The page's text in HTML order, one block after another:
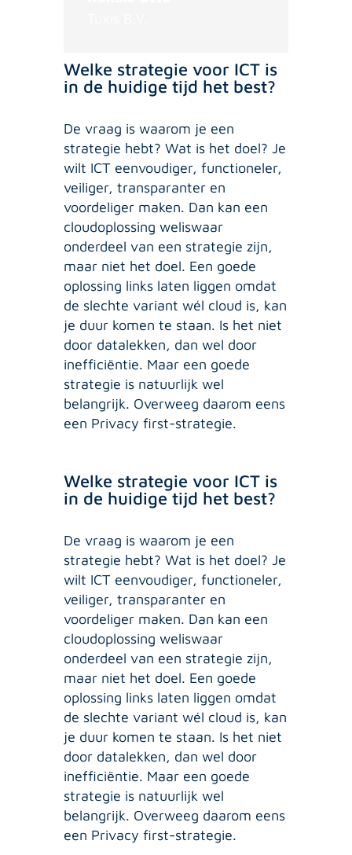
Welke strategie voor ICT is
in de huidige tijd het best?
De vraag is waarom je een
strategie hebt? Wat is het doel? Je
wilt ICT eenvoudiger, functioneler,
veiliger, transparanter en
voordeliger maken. Dan kan een
cloudoplossing weliswaar
onderdeel van een strategie zijn,
maar niet het doel. Een goede
oplossing links laten liggen omdat
de slechte variant wél cloud is, kan
je duur komen te staan. Is het niet
door datalekken, dan wel door
inefficiëntie. Maar een goede
strategie is natuurlijk wel
belangrijk. Overweeg daarom eens
een Privacy first-strategie.
Welke strategie voor ICT is
in de huidige tijd het best?
De vraag is waarom je een
strategie hebt? Wat is het doel? Je
wilt ICT eenvoudiger, functioneler,
veiliger, transparanter en
voordeliger maken. Dan kan een
cloudoplossing weliswaar
onderdeel van een strategie zijn,
maar niet het doel. Een goede
oplossing links laten liggen omdat
de slechte variant wél cloud is, kan
je duur komen te staan. Is het niet
door datalekken, dan wel door
inefficiëntie. Maar een goede
strategie is natuurlijk wel
belangrijk. Overweeg daarom eens
een Privacy first-strategie.